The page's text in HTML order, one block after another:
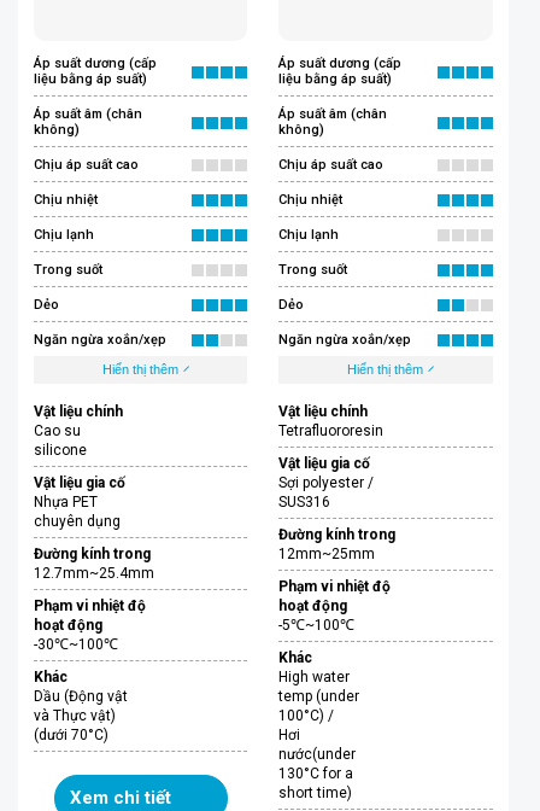
Áp suất dương (cấp
liệu bằng áp suất)
Áp suất âm (chân
không)
Chịu áp suất cao
Chịu nhiệt
Chịu lạnh
Trong suốt
Dẻo
Ngăn ngừa xoắn/xẹp
Hiển thị thêm
Vật liệu chính
Cao su
silicone
Vật liệu gia cố
Nhựa PET
chuyên dụng
Đường kính trong
12.7mm~25.4mm
Phạm vi nhiệt độ
hoạt động
-30℃~100℃
Khác
Dầu (Động vật
và Thực vật)
(dưới 70°C)
Xem chi tiết
Áp suất dương (cấp
liệu bằng áp suất)
Áp suất âm (chân
không)
Chịu áp suất cao
Chịu nhiệt
Chịu lạnh
Trong suốt
Dẻo
Ngăn ngừa xoắn/xẹp
Hiển thị thêm
Vật liệu chính
Tetrafluororesin
Vật liệu gia cố
Sợi polyester /
SUS316
Đường kính trong
12mm~25mm
Phạm vi nhiệt độ
hoạt động
-5℃~100℃
Khác
High water
temp (under
100°C) /
Hơi
nước(under
130°C for a
short time)